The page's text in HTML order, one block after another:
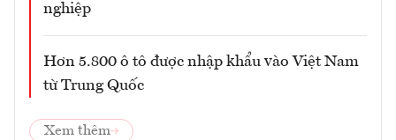
nghiệp
Hơn 5.800 ô tô được nhập khẩu vào Việt Nam
từ Trung Quốc
Xem thêm